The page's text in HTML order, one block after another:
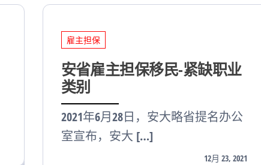
雇主担保
安省雇主担保移民-紧缺职业
类别
2021年6月28日，安大略省提名办公
室宣布，安大 […]
12月 23, 2021